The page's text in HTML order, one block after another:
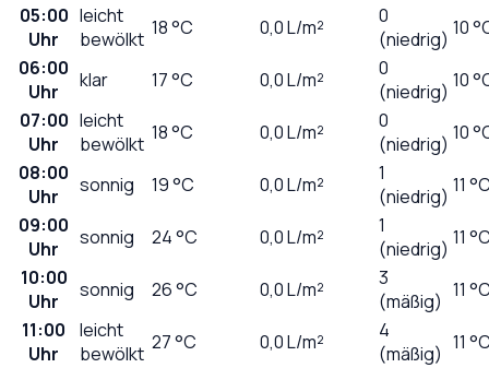
05:00
Uhr
leicht
bewölkt 18°C 0,0L/m²
0
(niedrig) 10
06:00
Uhr
klar 17°C 0,0L/m²
0
(niedrig) 10
07:00
Uhr
leicht
bewölkt 18°C 0,0L/m²
0
(niedrig) 10
08:00
Uhr
sonnig 19°C 0,0L/m²
1
(niedrig) 11
09:00
Uhr
sonnig 24°C 0,0L/m²
1
(niedrig) 11
10:00
Uhr
sonnig 26°C 0,0L/m²
3
(mäßig) 11
11:00
Uhr
leicht
bewölkt 27°C 0,0L/m²
4
(mäßig) 11